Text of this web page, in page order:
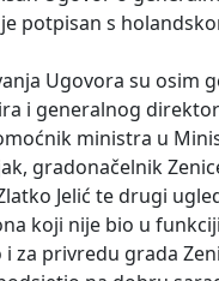
potpisan s
Ugovora su osim
i generalnog
ministra u
gradonačelnik
Jelić te drugi
koji nije bio u
privredu grada